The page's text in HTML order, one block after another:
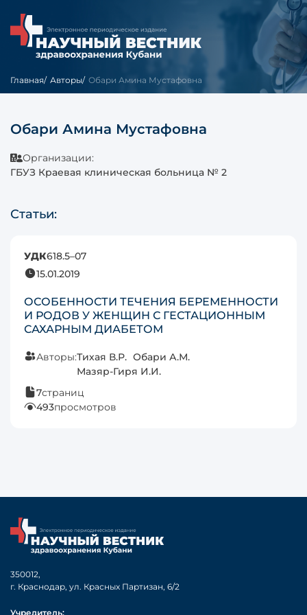
Главная Авторы Обари Амина Мустафовна
Обари Амина Мустафовна
Организации:
ГБУЗ Краевая клиническая больница № 2
Статьи:
УДК618.5–07
15.01.2019
ОСОБЕННОСТИ ТЕЧЕНИЯ БЕРЕМЕННОСТИ
И РОДОВ У ЖЕНЩИН С ГЕСТАЦИОННЫМ
САХАРНЫМ ДИАБЕТОМ
Авторы:Тихая В.Р. Обари А.М.
Мазяр-Гиря И.И.
7страниц
493просмотров
350012,
г. Краснодар, ул. Красных Партизан, 6/2
Учредитель: